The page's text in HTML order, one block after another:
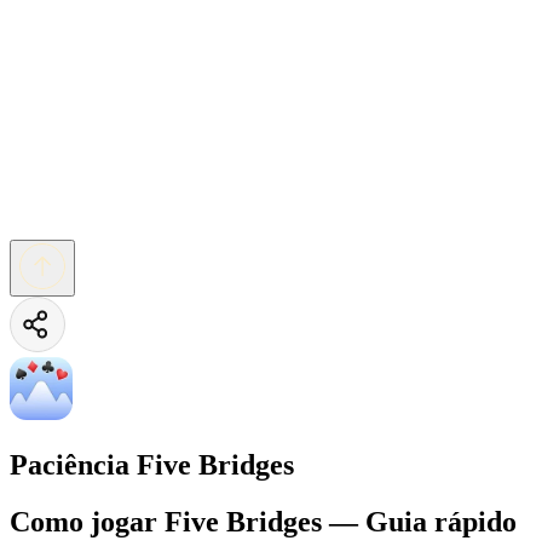
Paciência Five Bridges
Como jogar Five Bridges — Guia rápido